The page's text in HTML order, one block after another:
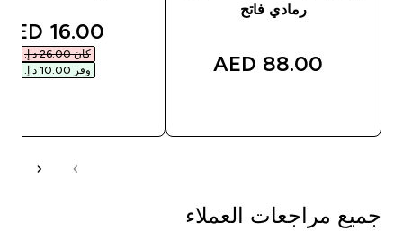
رمادي فاتح
88.00 AED‎
price
16.00 AED‎
كان ‏26.00 د.إ.‏‎
وفر ‏10.00 د.إ.‏‎
جميع مراجعات العملاء